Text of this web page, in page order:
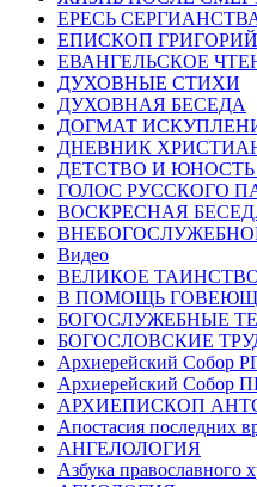
ЕРЕСЬ
ЕПИСКОП ГРИГОРИЙ
ЕВАНГЕЛЬСКОЕ
ДУХОВНЫЕ СТИХИ
ДУХОВНАЯ БЕСЕДА
ДОГМАТ
ДНЕВНИК
ДЕТСТВО И
ГОЛОС РУССКОГО
ВОСКРЕСНАЯ
Видео
ВЕЛИКОЕ
В ПОМОЩЬ
БОГОСЛУЖЕБНЫЕ
БОГОСЛОВСКИЕ
Архиерейский Собор
Архиерейский Собор
АРХИЕПИСКОП
Апостасия последних
АНГЕЛОЛОГИЯ
Азбука православного